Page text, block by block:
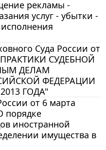
рекламы -
услуг - убытки -
Суда России от
ПРАКТИКИ СУДЕБНОЙ
ДЕЛАМ
ФЕДЕРАЦИИ
ГОДА"
от 6 марта
порядке
иностранной
имущества в